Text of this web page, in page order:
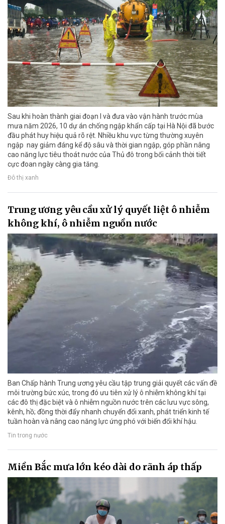
Sau khi hoàn thành giai đoạn I và đưa vào vận hành trước mùa
mưa năm 2026, 10 dự án chống ngập khẩn cấp tại Hà Nội đã bước
đầu phát huy hiệu quả rõ rệt. Nhiều khu vực từng thường xuyên
ngập nay giảm đáng kể độ sâu và thời gian ngập, góp phần nâng
cao năng lực tiêu thoát nước của Thủ đô trong bối cảnh thời tiết
cực đoan ngày càng gia tăng.
Đô thị xanh
Trung ương yêu cầu xử lý quyết liệt ô nhiễm
không khí, ô nhiễm nguồn nước
Ban Chấp hành Trung ương yêu cầu tập trung giải quyết các vấn đề
môi trường bức xúc, trong đó ưu tiên xử lý ô nhiễm không khí tại
các đô thị đặc biệt và ô nhiễm nguồn nước trên các lưu vực sông,
kênh, hồ; đồng thời đẩy nhanh chuyển đổi xanh, phát triển kinh tế
tuần hoàn và nâng cao năng lực ứng phó với biến đổi khí hậu.
Tin trong nước
Miền Bắc mưa lớn kéo dài do rãnh áp thấp